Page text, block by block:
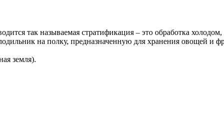
так называемая стратификация – это обработка
на полку, предназначенную для хранения овощей и
земля).